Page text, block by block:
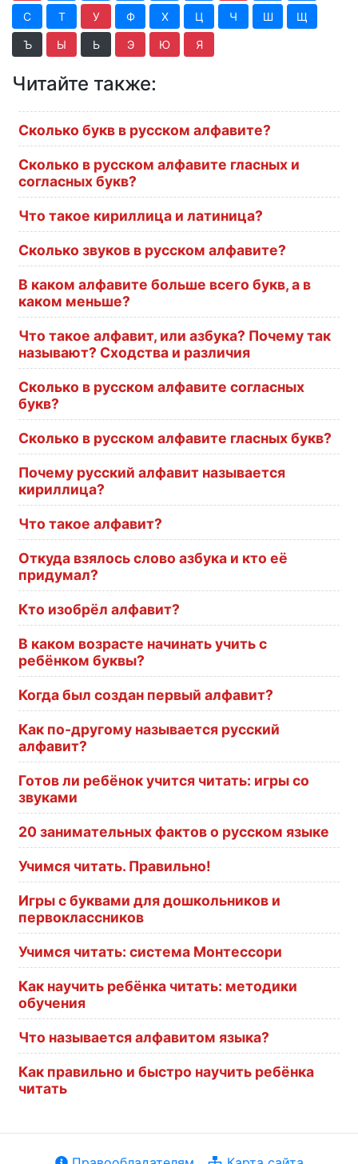
С Т У Ф Х Ц Ч Ш Щ
Ъ Ы Ь Э Ю Я
Читайте также:
Сколько букв в русском алфавите?
Сколько в русском алфавите гласных и
согласных букв?
Что такое кириллица и латиница?
Сколько звуков в русском алфавите?
В каком алфавите больше всего букв, а в
каком меньше?
Что такое алфавит, или азбука? Почему так
называют? Сходства и различия
Сколько в русском алфавите согласных
букв?
Сколько в русском алфавите гласных букв?
Почему русский алфавит называется
кириллица?
Что такое алфавит?
Откуда взялось слово азбука и кто её
придумал?
Кто изобрёл алфавит?
В каком возрасте начинать учить с
ребёнком буквы?
Когда был создан первый алфавит?
Как по-другому называется русский
алфавит?
Готов ли ребёнок учится читать: игры со
звуками
20 занимательных фактов о русском языке
Учимся читать. Правильно!
Игры с буквами для дошкольников и
первоклассников
Учимся читать: система Монтессори
Как научить ребёнка читать: методики
обучения
Что называется алфавитом языка?
Как правильно и быстро научить ребёнка
читать